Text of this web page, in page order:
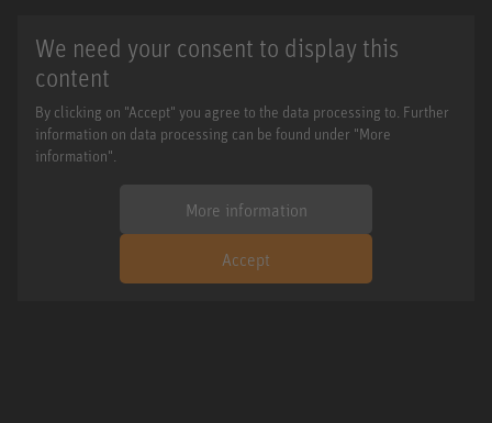
We need your consent to display this
content
By clicking on "Accept" you agree to the data processing to. Further
information on data processing can be found under "More
information".
More information
Accept